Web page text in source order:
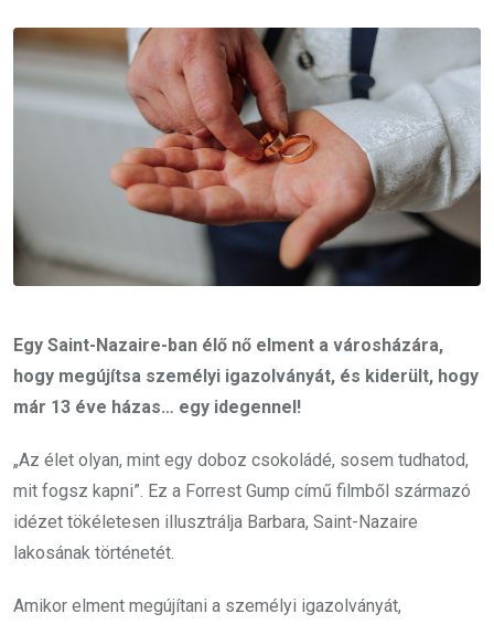
Email
Egy Saint-Nazaire-ban élő nő elment a városházára,
hogy megújítsa személyi igazolványát, és kiderült, hogy
már 13 éve házas… egy idegennel!
„Az élet olyan, mint egy doboz csokoládé, sosem tudhatod,
mit fogsz kapni”. Ez a Forrest Gump című filmből származó
idézet tökéletesen illusztrálja Barbara, Saint-Nazaire
lakosának történetét.
Amikor elment megújítani a személyi igazolványát,